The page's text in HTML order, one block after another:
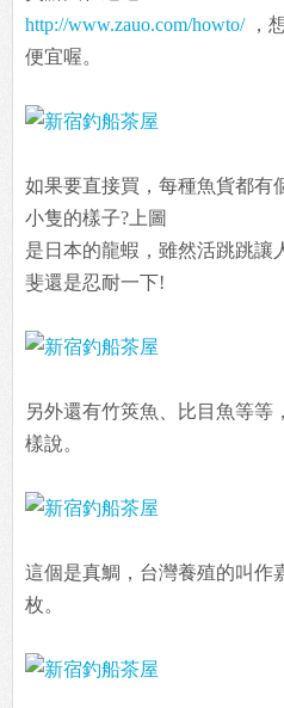
http://www.zauo.com/howto/，
便宜喔。
如果要直接買，每種魚貨都有
小隻的樣子?上圖
是日本的龍蝦，雖然活跳跳讓
斐還是忍耐一下!
另外還有竹筴魚、比目魚等等
樣說。
這個是真鯛，台灣養殖的叫作
枚。